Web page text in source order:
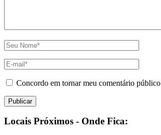
Concordo em tornar meu comentário público
Locais Próximos - Onde Fica: